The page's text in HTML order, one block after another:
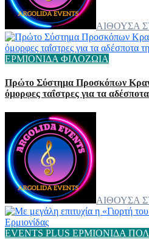
ΑΙΘΟΥΣΑ
ΕΡΜΙΟΝΙΔΑ ΦΙΛΟΖΩΙΑ
Πρώτο Σύστημα Προσκόπων
όμορφες ταΐστρες για τα
ΑΙΘΟΥΣΑ
EVENTS PLUS ΕΡΜΙΟΝΙΔΑ